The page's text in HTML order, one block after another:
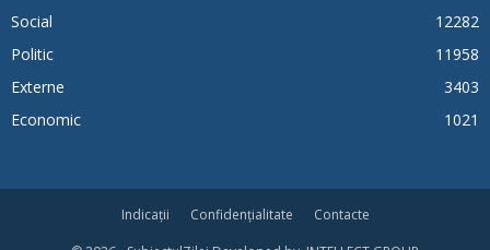
Social
12282
Politic
11958
Externe
3403
Economic
1021
Indicații Confidențialitate
Contacte